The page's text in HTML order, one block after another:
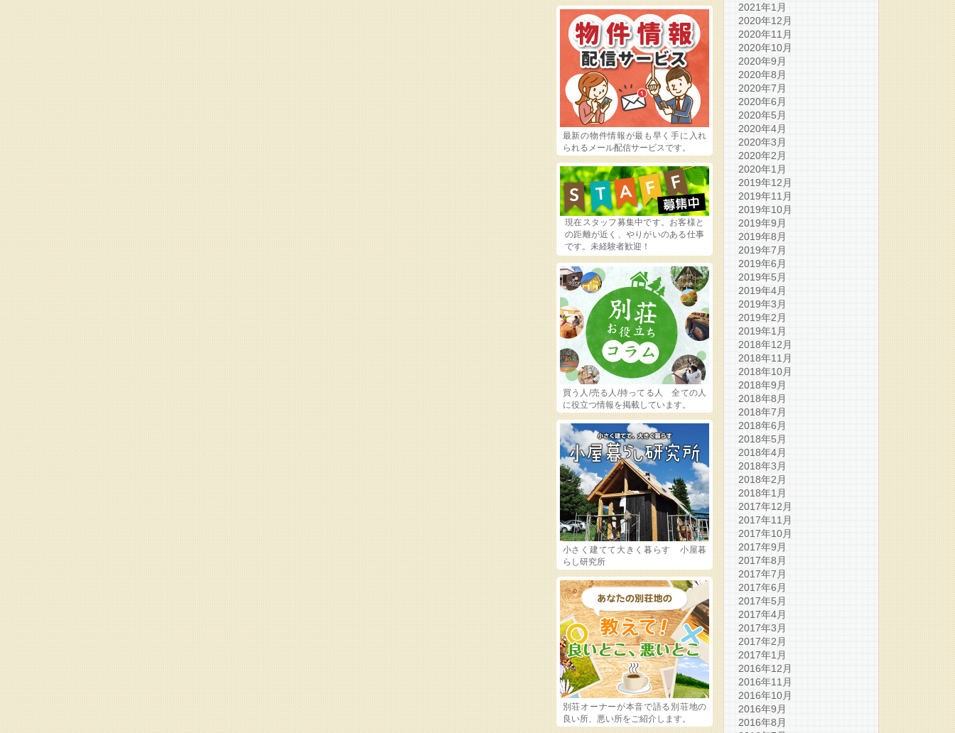
2021年1月
2020年12月
2020年11月
2020年10月
2020年9月
2020年8月
2020年7月
2020年6月
2020年5月
2020年4月
2020年3月
2020年2月
2020年1月
2019年12月
2019年11月
2019年10月
2019年9月
2019年8月
2019年7月
2019年6月
2019年5月
2019年4月
2019年3月
2019年2月
2019年1月
2018年12月
2018年11月
2018年10月
2018年9月
2018年8月
2018年7月
2018年6月
2018年5月
2018年4月
2018年3月
2018年2月
2018年1月
2017年12月
2017年11月
2017年10月
2017年9月
2017年8月
2017年7月
2017年6月
2017年5月
2017年4月
2017年3月
2017年2月
2017年1月
2016年12月
2016年11月
2016年10月
2016年9月
2016年8月
最新の物件情報が最も早く手に入れ
られるメール配信サービスです。
現在スタッフ募集中です。お客様と
の距離が近く、やりがいのある仕事
です。未経験者歓迎！
買う人/売る人/持ってる人 全ての人
に役立つ情報を掲載しています。
小さく建てて大きく暮らす 小屋暮
らし研究所
別荘オーナーが本音で語る別荘地の
良い所、悪い所をご紹介します。